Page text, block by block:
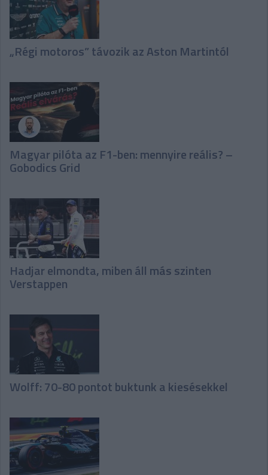
„Régi motoros” távozik az Aston Martintól
Magyar pilóta az F1-ben: mennyire reális? –
Gobodics Grid
Hadjar elmondta, miben áll más szinten
Verstappen
Wolff: 70-80 pontot buktunk a kiesésekkel